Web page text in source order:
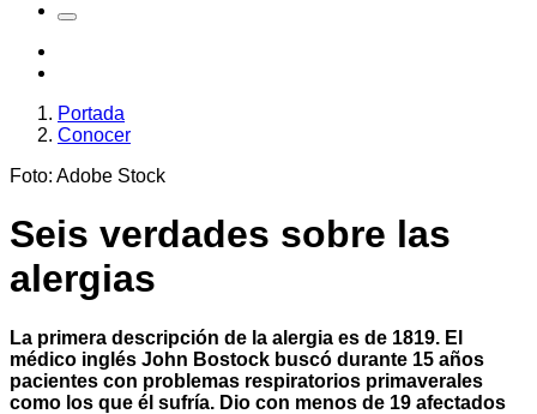
Portada
Conocer
Foto: Adobe Stock
Seis verdades sobre las
alergias
La primera descripción de la alergia es de 1819. El
médico inglés John Bostock buscó durante 15 años
pacientes con problemas respiratorios primaverales
como los que él sufría. Dio con menos de 19 afectados